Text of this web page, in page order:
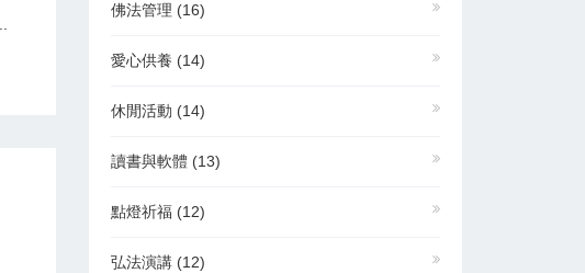
佛法管理 (16)
愛心供養 (14)
休閒活動 (14)
讀書與軟體 (13)
點燈祈福 (12)
弘法演講 (12)